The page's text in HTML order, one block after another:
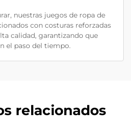
nuestras juegos de ropa de
con costuras reforzadas
calidad, garantizando que
el paso del tiempo.
relacionados